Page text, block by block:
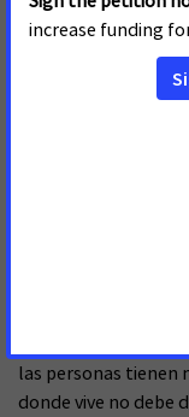
en los 12 estados
seguro a través de
que muestran que
apoya cerrar la
las personas tienen
donde vive no debe